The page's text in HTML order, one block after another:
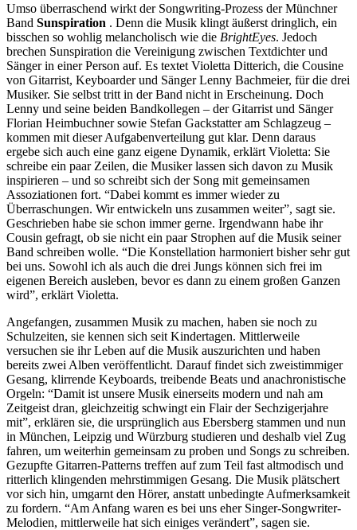
Umso überraschend wirkt der Songwriting-Prozess der Münchner
Band Sunspiration . Denn die Musik klingt äußerst dringlich, ein
bisschen so wohlig melancholisch wie die BrightEyes. Jedoch
brechen Sunspiration die Vereinigung zwischen Textdichter und
Sänger in einer Person auf. Es textet Violetta Ditterich, die Cousine
von Gitarrist, Keyboarder und Sänger Lenny Bachmeier, für die drei
Musiker. Sie selbst tritt in der Band nicht in Erscheinung. Doch
Lenny und seine beiden Bandkollegen – der Gitarrist und Sänger
Florian Heimbuchner sowie Stefan Gackstatter am Schlagzeug –
kommen mit dieser Aufgabenverteilung gut klar. Denn daraus
ergebe sich auch eine ganz eigene Dynamik, erklärt Violetta: Sie
schreibe ein paar Zeilen, die Musiker lassen sich davon zu Musik
inspirieren – und so schreibt sich der Song mit gemeinsamen
Assoziationen fort. “Dabei kommt es immer wieder zu
Überraschungen. Wir entwickeln uns zusammen weiter”, sagt sie.
Geschrieben habe sie schon immer gerne. Irgendwann habe ihr
Cousin gefragt, ob sie nicht ein paar Strophen auf die Musik seiner
Band schreiben wolle. “Die Konstellation harmoniert bisher sehr gut
bei uns. Sowohl ich als auch die drei Jungs können sich frei im
eigenen Bereich ausleben, bevor es dann zu einem großen Ganzen
wird”, erklärt Violetta.
Angefangen, zusammen Musik zu machen, haben sie noch zu
Schulzeiten, sie kennen sich seit Kindertagen. Mittlerweile
versuchen sie ihr Leben auf die Musik auszurichten und haben
bereits zwei Alben veröffentlicht. Darauf findet sich zweistimmiger
Gesang, klirrende Keyboards, treibende Beats und anachronistische
Orgeln: “Damit ist unsere Musik einerseits modern und nah am
Zeitgeist dran, gleichzeitig schwingt ein Flair der Sechzigerjahre
mit”, erklären sie, die ursprünglich aus Ebersberg stammen und nun
in München, Leipzig und Würzburg studieren und deshalb viel Zug
fahren, um weiterhin gemeinsam zu proben und Songs zu schreiben.
Gezupfte Gitarren-Patterns treffen auf zum Teil fast altmodisch und
ritterlich klingenden mehrstimmigen Gesang. Die Musik plätschert
vor sich hin, umgarnt den Hörer, anstatt unbedingte Aufmerksamkeit
zu fordern. “Am Anfang waren es bei uns eher Singer-Songwriter-
Melodien, mittlerweile hat sich einiges verändert”, sagen sie.